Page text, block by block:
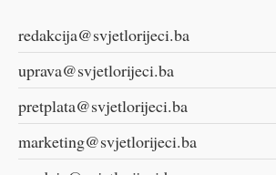
redakcija@svjetlorijeci.ba
uprava@svjetlorijeci.ba
pretplata@svjetlorijeci.ba
marketing@svjetlorijeci.ba